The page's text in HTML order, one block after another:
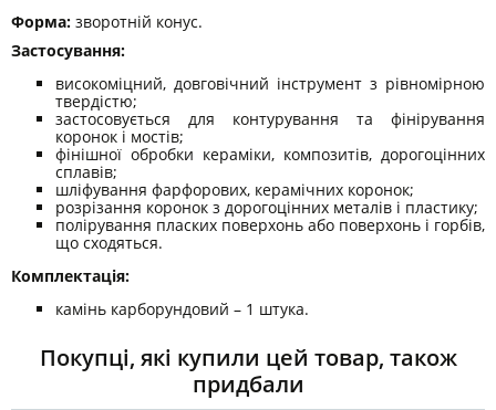
Форма: зворотній конус.
Застосування:
високоміцний, довговічний інструмент з рівномірною
твердістю;
застосовується для контурування та фінірування
коронок і мостів;
фінішної обробки кераміки, композитів, дорогоцінних
сплавів;
шліфування фарфорових, керамічних коронок;
розрізання коронок з дорогоцінних металів і пластику;
полірування пласких поверхонь або поверхонь і горбів,
що сходяться.
Комплектація:
камінь карборундовий – 1 штука.
Покупці, які купили цей товар, також
придбали